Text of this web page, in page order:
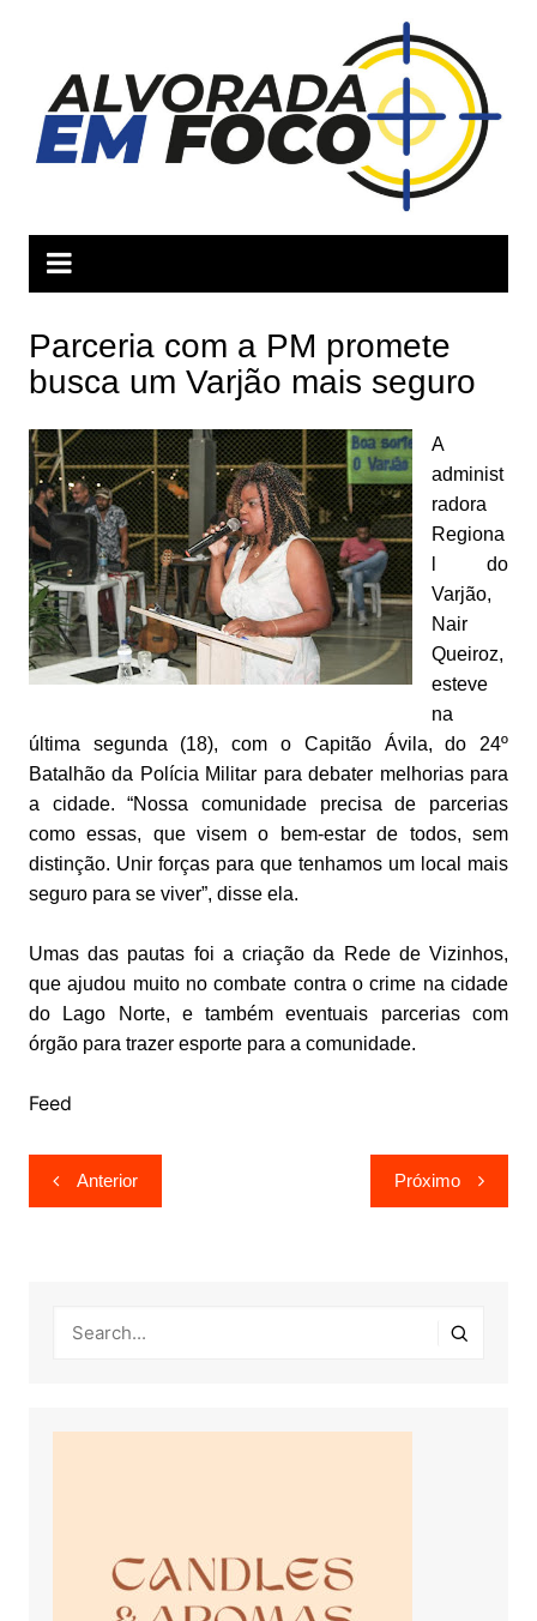
conteúdo
Parceria com a PM promete
busca um Varjão mais seguro
A
administ
radora
Regiona
l do
Varjão,
Nair
Queiroz,
esteve
na
última segunda (18), com o Capitão Ávila, do 24º
Batalhão da Polícia Militar para debater melhorias para
a cidade. “Nossa comunidade precisa de parcerias
como essas, que visem o bem-estar de todos, sem
distinção. Unir forças para que tenhamos um local mais
seguro para se viver”, disse ela.
Umas das pautas foi a criação da Rede de Vizinhos,
que ajudou muito no combate contra o crime na cidade
do Lago Norte, e também eventuais parcerias com
órgão para trazer esporte para a comunidade.
Feed
Navegação
de
Anterior Próximo